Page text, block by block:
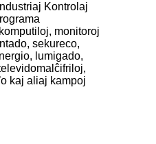
Kontrolaj
monitoroj
sekureco,
lumigado,
kaj aliaj kampoj